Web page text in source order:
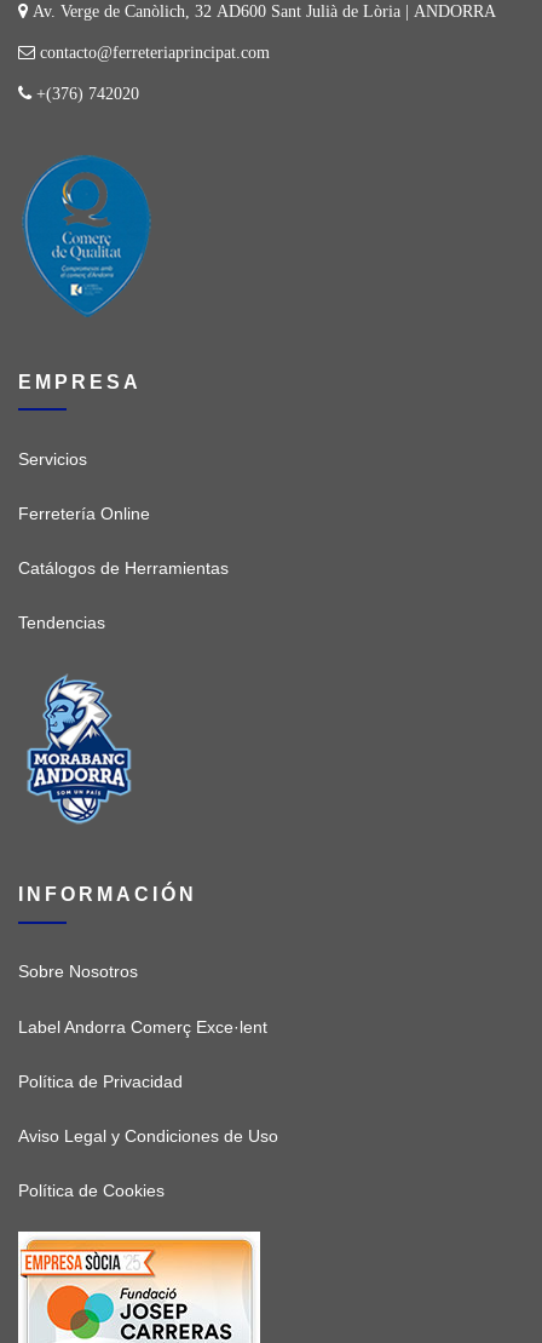
Av. Verge de Canòlich, 32 AD600 Sant Julià de Lòria | ANDORRA
contacto@ferreteriaprincipat.com
+(376) 742020
EMPRESA
Servicios
Ferretería Online
Catálogos de Herramientas
Tendencias
INFORMACIÓN
Sobre Nosotros
Label Andorra Comerç Exce·lent
Política de Privacidad
Aviso Legal y Condiciones de Uso
Política de Cookies